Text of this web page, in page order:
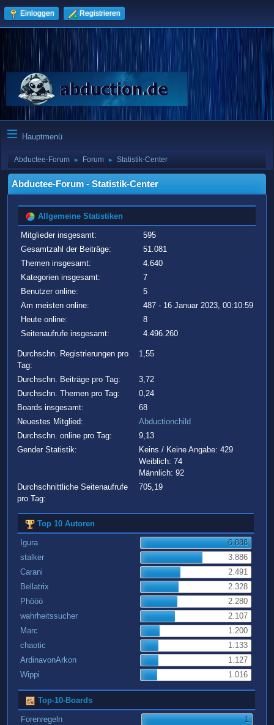
Einloggen Registrieren
Hauptmenü
Abductee-Forum ► Forum ► Statistik-Center
Abductee-Forum - Statistik-Center
Allgemeine Statistiken
Mitglieder insgesamt:
595
Gesamtzahl der Beiträge:
51.081
Themen insgesamt:
4.640
Kategorien insgesamt:
7
Benutzer online:
5
Am meisten online:
487 - 16 Januar 2023, 00:10:59
Heute online:
8
Seitenaufrufe insgesamt:
4.496.260
Durchschn. Registrierungen pro
Tag:
1,55
Durchschn. Beiträge pro Tag:
3,72
Durchschn. Themen pro Tag:
0,24
Boards insgesamt:
68
Neuestes Mitglied:
Abductionchild
Durchschn. online pro Tag:
9,13
Gender Statistik:
Keins / Keine Angabe: 429
Weiblich: 74
Männlich: 92
Durchschnittliche Seitenaufrufe
pro Tag:
705,19
Top 10 Autoren
Igura
6.888
stalker
3.886
Carani
2.491
Bellatrix
2.328
Phööö
2.280
wahrheitssucher
2.107
Marc
1.200
chaotic
1.133
ArdinavonArkon
1.127
Wippi
1.016
Top-10-Boards
Forenregeln
1